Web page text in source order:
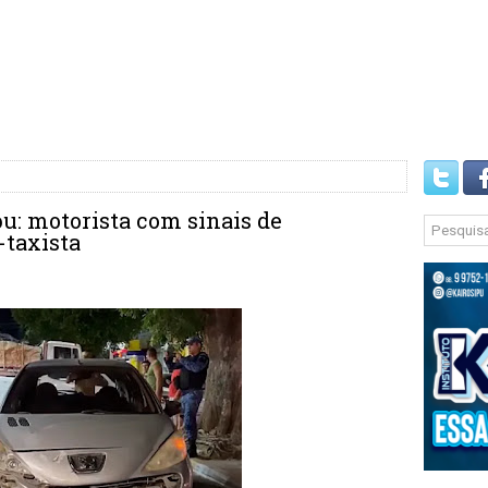
motorista com sinais de
taxista